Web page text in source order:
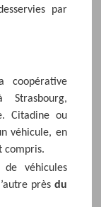
par
coopérative
Citadine ou
véhicule, en
compris.
de véhicules
prèsdu